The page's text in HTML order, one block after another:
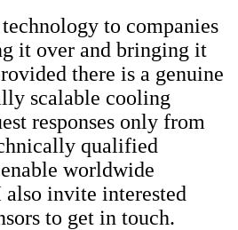
to companies
it over and bringing it
there is a genuine
scalable cooling
responses only from
qualified
worldwide
invite interested
to get in touch.